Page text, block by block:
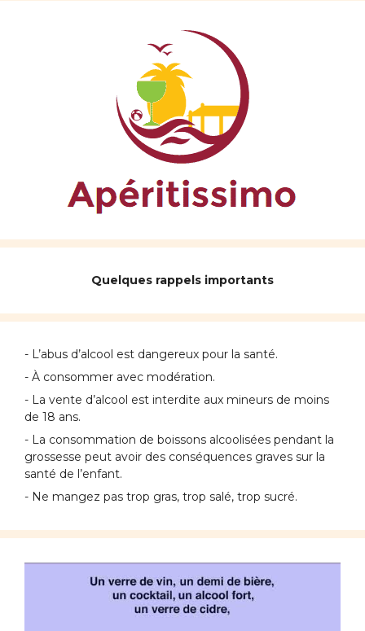
Quelques rappels importants
- L’abus d’alcool est dangereux pour la santé.
- À consommer avec modération.
- La vente d’alcool est interdite aux mineurs de moins
de 18 ans.
- La consommation de boissons alcoolisées pendant la
grossesse peut avoir des conséquences graves sur la
santé de l’enfant.
- Ne mangez pas trop gras, trop salé, trop sucré.